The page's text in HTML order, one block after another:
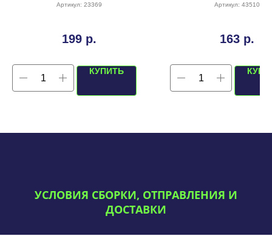
Артикул: 23369
199 р.
КУПИТЬ
Артикул: 43510
163 р.
УСЛОВИЯ СБОРКИ, ОТПРАВЛЕНИЯ И
ДОСТАВКИ